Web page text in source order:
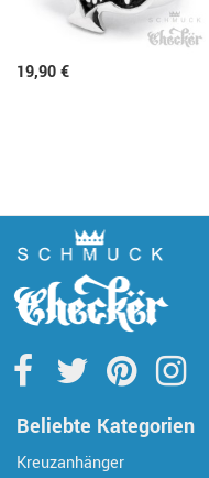
19,90 €
Beliebte Kategorien
Kreuzanhänger